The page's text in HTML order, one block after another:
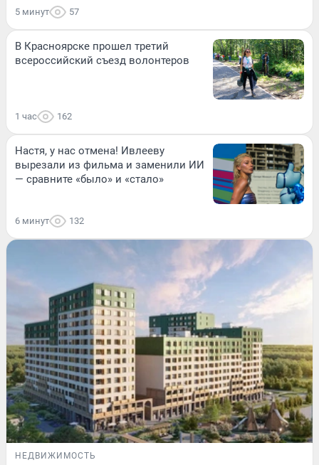
5 минут 57
В Красноярске прошел третий
всероссийский съезд волонтеров
1 час 162
Настя, у нас отмена! Ивлееву
вырезали из фильма и заменили ИИ
— сравните «было» и «стало»
6 минут 132
НЕДВИЖИМОСТЬ